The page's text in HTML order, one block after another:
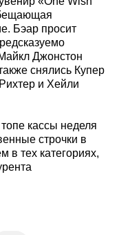
Бэар просит
Джонстон
снялись Купер
и Хейли
кассы неделя
строчки в
в тех категориях,